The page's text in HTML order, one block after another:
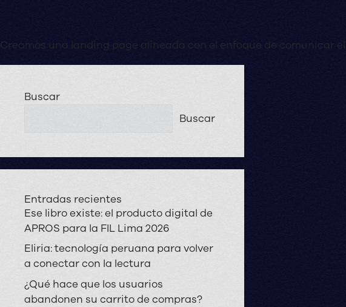
Creamos una landing page alineada con el enfoque de comunicar
Buscar
Buscar
Entradas recientes
Ese libro existe: el producto digital de
APROS para la FIL Lima 2026
Eliria: tecnología peruana para volver
a conectar con la lectura
¿Qué hace que los usuarios
abandonen su carrito de compras?